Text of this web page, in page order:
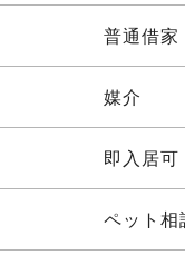
普通借家
媒介
即入居可
ペット相